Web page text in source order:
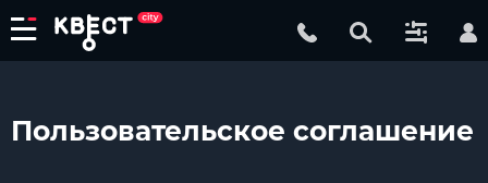
Пользовательское соглашение